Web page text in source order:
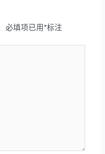
必填项已用*标注